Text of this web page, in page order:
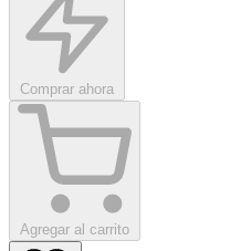
Comprar ahora
Agregar al carrito